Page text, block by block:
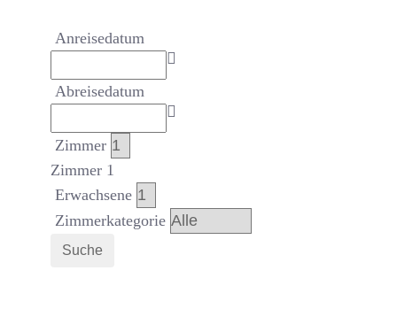
Anreisedatum
Abreisedatum
Zimmer
Zimmer 1
Erwachsene
Zimmerkategorie
Suche